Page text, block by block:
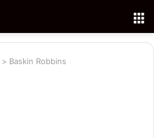
> Baskin Robbins